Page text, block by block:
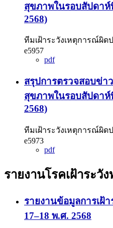
สุขภาพในรอบสัปดาห์
2568)
ทีมเฝ้าระวังเหตุการณ์ผิด
e5957
pdf
สรุปการตรวจสอบข่า
สุขภาพในรอบสัปดาห์
2568)
ทีมเฝ้าระวังเหตุการณ์ผิด
e5973
pdf
รายงานโรคเฝ้าระวั
รายงานข้อมูลการเฝ้
17–18 พ.ศ. 2568